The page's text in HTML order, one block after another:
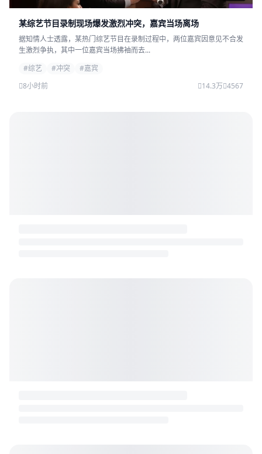
某综艺节目录制现场爆发激烈冲突，嘉宾当场离场
据知情人士透露，某热门综艺节目在录制过程中，两位嘉宾因意见不合发
生激烈争执，其中一位嘉宾当场拂袖而去...
#综艺
#冲突
#嘉宾
8小时前
14.3万 4567